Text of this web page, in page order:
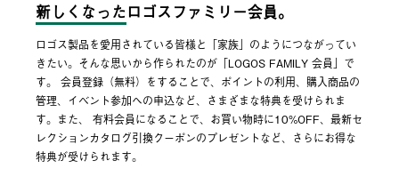
新しくなった ロゴスファミリー会員。
ロゴス製品を愛用されている皆様と「家族」のようにつながってい
きたい。そんな思いから作られたのが「LOGOS FAMILY 会員」で
す。 会員登録（無料）をすることで、ポイントの利用、購入商品の
管理、イベント参加への申込など、さまざまな特典を受けられま
す。また、 有料会員になることで、お買い物時に10%OFF、最新セ
レクションカタログ引換クーポンのプレゼントなど、さらにお得な
特典が受けられます。